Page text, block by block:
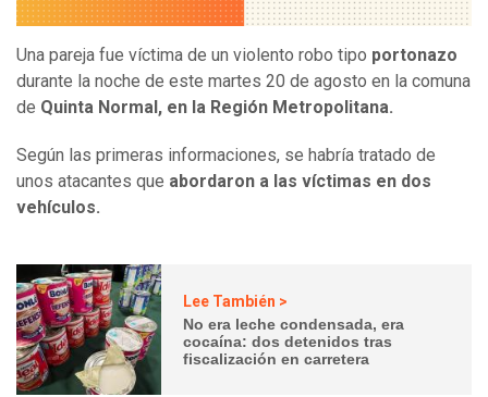
Una pareja fue víctima de un violento robo tipo portonazo
durante la noche de este martes 20 de agosto en la comuna
de Quinta Normal, en la Región Metropolitana.
Según las primeras informaciones, se habría tratado de
unos atacantes que abordaron a las víctimas en dos
vehículos.
Lee También >
No era leche condensada, era
cocaína: dos detenidos tras
fiscalización en carretera